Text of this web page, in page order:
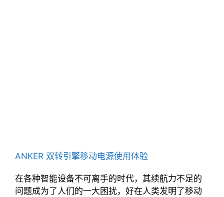
ANKER 双转引擎移动电源使用体验
在各种智能设备不可离手的时代，其续航力不足的
问题成为了人们的一大困扰，好在人类发明了移动